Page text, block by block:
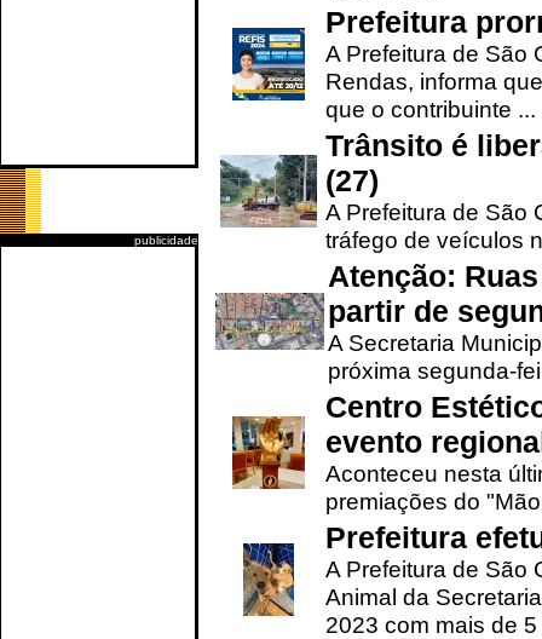
publicidade
Prefeitura
A Prefeitura de São
Rendas, informa
que o contribuinte ...
Trânsito é
(27)
A Prefeitura de São
tráfego de veículos
Atenção:
partir de
A Secretaria
próxima segunda-
Centro
evento
Aconteceu nesta
premiações do
Prefeitura
A Prefeitura de São
Animal da
2023 com mais de 5